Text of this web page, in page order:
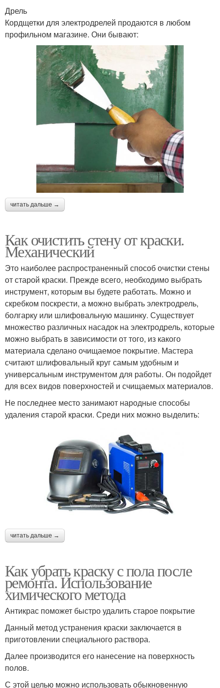
Дрель
Кордщетки для электродрелей продаются в любом
профильном магазине. Они бывают:
читать дальше →
Как очистить стену от краски.
Механический
Это наиболее распространенный способ очистки стены
от старой краски. Прежде всего, необходимо выбрать
инструмент, которым вы будете работать. Можно и
скребком поскрести, а можно выбрать электродрель,
болгарку или шлифовальную машинку. Существует
множество различных насадок на электродрель, которые
можно выбрать в зависимости от того, из какого
материала сделано очищаемое покрытие. Мастера
считают шлифовальный круг самым удобным и
универсальным инструментом для работы. Он подойдет
для всех видов поверхностей и счищаемых материалов.
Не последнее место занимают народные способы
удаления старой краски. Среди них можно выделить:
читать дальше →
Как убрать краску с пола после
ремонта. Использование
химического метода
Антикрас поможет быстро удалить старое покрытие
Данный метод устранения краски заключается в
приготовлении специального раствора.
Далее производится его нанесение на поверхность
полов.
С этой целью можно использовать обыкновенную